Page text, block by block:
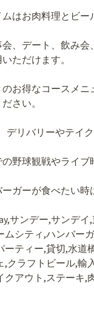
はお肉料理とビー
会、デート、飲み
ただけます。
お得なコースメ
さい。
デリバリーやテイ
野球観戦やライブ
ガーが食べたい時
サンデー,サンデ
ムシティ,ハンバー
ーティー,貸切,水道
,クラフトビール,輸
クアウト,ステーキ,